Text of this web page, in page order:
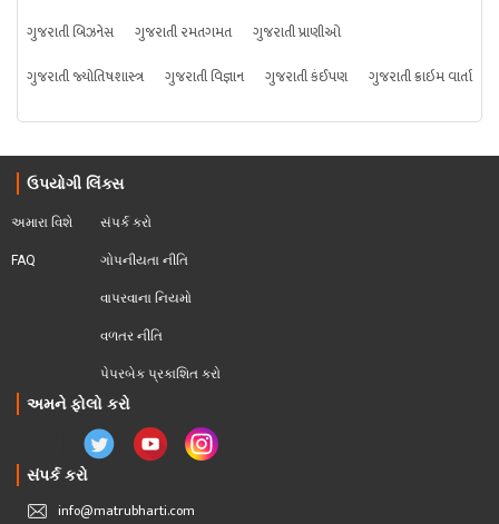
ગુજરાતી બિઝનેસ
ગુજરાતી રમતગમત
ગુજરાતી પ્રાણીઓ
ગુજરાતી જ્યોતિષશાસ્ત્ર
ગુજરાતી વિજ્ઞાન ગુજરાતી કંઈપણ ગુજરાતી ક્રાઇમ વાર્તા
ઉપયોગી લિંક્સ
અમારા વિશે
FAQ
સંપર્ક કરો
ગોપનીયતા નીતિ
વાપરવાના નિયમો
વળતર નીતિ
પેપરબેક પ્રકાશિત કરો
અમને ફોલો કરો
સંપર્ક કરો
info@matrubharti.com